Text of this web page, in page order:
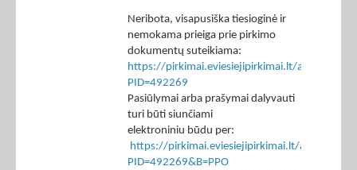
Neribota, visapusiška tiesioginė ir
nemokama prieiga prie pirkimo
dokumentų suteikiama:
https://pirkimai.eviesiejipirkimai.lt/app/rfq/
PID=492269
Pasiūlymai arba prašymai dalyvauti
turi būti siunčiami
elektroniniu būdu per:
https://pirkimai.eviesiejipirkimai.lt/app/rfq/
PID=492269&B=PPO